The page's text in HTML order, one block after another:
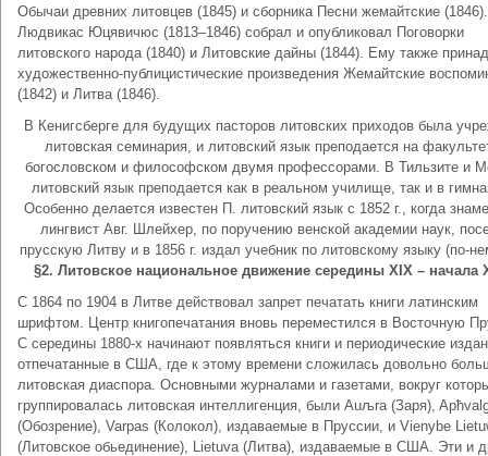
Обычаи древних литовцев (1845) и сборника Песни жемайтские (1846).
Людвикас Юцявичюс (1813–1846) собрал и опубликовал Поговорки
литовского народа (1840) и Литовские дайны (1844). Ему также
художественно-публицистические произведения Жемайтские
(1842) и Литва (1846).
В Кенигсберге для будущих пасторов литовских приходов была
литовская семинария, и литовский язык преподается на
богословском и философском двумя профессорами. В Тильзите и
литовский язык преподается как в реальном училище, так и в
Особенно делается известен П. литовский язык с 1852 г., когда
лингвист Авг. Шлейхер, по поручению венской академии наук,
прусскую Литву и в 1856 г. издал учебник по литовскому языку (по-
§2. Литовское национальное движение середины XIX– начала
С 1864 по 1904 в Литве действовал запрет печатать книги латинским
шрифтом. Центр книгопечатания вновь переместился в Восточную
С середины 1880-х начинают появляться книги и периодические
отпечатанные в США, где к этому времени сложилась довольно
литовская диаспора. Основными журналами и газетами, вокруг
группировалась литовская интеллигенция, были Auљra (Заря),
(Обозрение), Varpas (Колокол), издаваемые в Пруссии, и Vienybe
(Литовское обьединение), Lietuva (Литва), издаваемые в США. Эти и